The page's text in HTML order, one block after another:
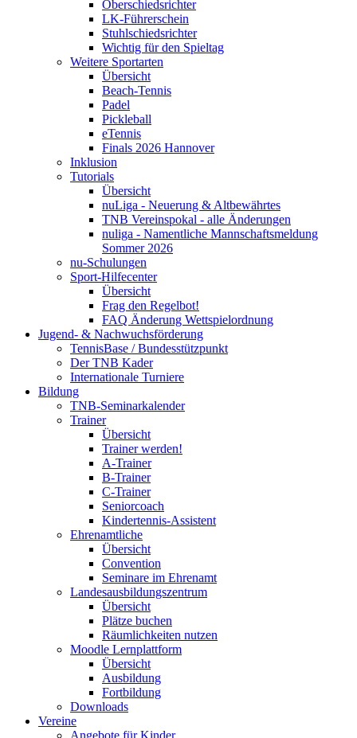
Oberschiedsrichter
LK-Führerschein
Stuhlschiedsrichter
Wichtig für den Spieltag
Weitere Sportarten
Übersicht
Beach-Tennis
Padel
Pickleball
eTennis
Finals 2026 Hannover
Inklusion
Tutorials
Übersicht
nuLiga - Neuerung & Altbewährtes
TNB Vereinspokal - alle Änderungen
nuliga - Namentliche Mannschaftsmeldung
Sommer 2026
nu-Schulungen
Sport-Hilfecenter
Übersicht
Frag den Regelbot!
FAQ Änderung Wettspielordnung
Jugend- & Nachwuchsförderung
TennisBase / Bundesstützpunkt
Der TNB Kader
Internationale Turniere
Bildung
TNB-Seminarkalender
Trainer
Übersicht
Trainer werden!
A-Trainer
B-Trainer
C-Trainer
Seniorcoach
Kindertennis-Assistent
Ehrenamtliche
Übersicht
Convention
Seminare im Ehrenamt
Landesausbildungszentrum
Übersicht
Plätze buchen
Räumlichkeiten nutzen
Moodle Lernplattform
Übersicht
Ausbildung
Fortbildung
Downloads
Vereine
Angebote für Kinder